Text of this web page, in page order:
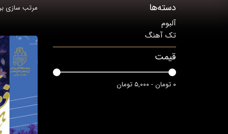
دسته‌ها
آلبوم
تک آهنگ
قیمت
۰ تومان - ۵,۰۰۰ تومان
مرتب سازی